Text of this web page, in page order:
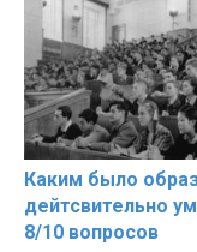
Каким было
дейтсвительно
8/10 вопросов